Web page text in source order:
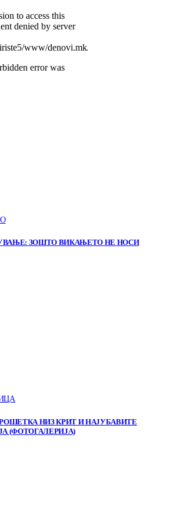
ЗОШТО ВИКАЊЕТО НЕ НОСИ
НИЗ КРИТ И НАЈУБАВИТЕ
(ФОТОГАЛЕРИЈА)